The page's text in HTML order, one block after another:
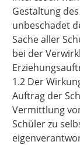
Gestaltung
unbeschadet
Sache aller
bei der
1.2 Der
Auftrag der
Vermittlung
Schüler zu